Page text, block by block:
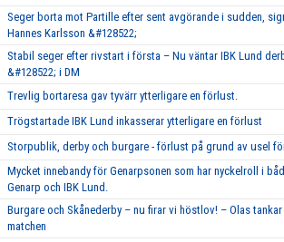
Seger borta mot Partille efter sent avgörande i sudden,
Hannes Karlsson &#128522;
Stabil seger efter rivstart i första – Nu väntar IBK Lund
&#128522; i DM
Trevlig bortaresa gav tyvärr ytterligare en förlust.
Trögstartade IBK Lund inkasserar ytterligare en förlust
Storpublik, derby och burgare - förlust på grund av usel
Mycket innebandy för Genarpsonen som har nyckelroll i
Genarp och IBK Lund.
Burgare och Skånederby – nu firar vi höstlov! – Olas
matchen